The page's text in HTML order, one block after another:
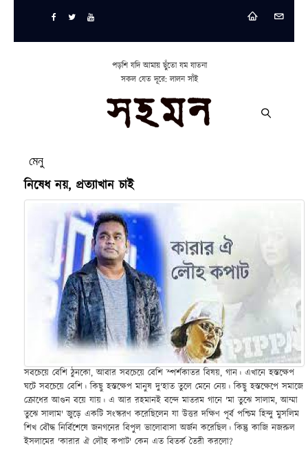
পড়শি যদি আমায় ছুঁতো যম যাতনা
সকল যেত দূরে: লালন সাঁই
মেনু
নিষেধ নয়, প্রত্যাখান চাই
সবচেয়ে বেশি ঠুনকো, আবার সবচেয়ে বেশি স্পর্শকাতর বিষয়, গান। এখানে হস্তক্ষেপ
ঘটে সবচেয়ে বেশি। কিছু হস্তক্ষেপ মানুষ দু'হাত তুলে মেনে নেয়। কিছু হস্তক্ষেপে সমাজে
ক্রোধের আগুন বয়ে যায়। এ আর রহমানই বন্দে মাতরম গানে 'মা তুঝে সালাম, আম্মা
তুঝে সালাম' জুড়ে একটি সংস্করণ করেছিলেন যা উত্তর দক্ষিণ পূর্ব পশ্চিম হিন্দু মুসলিম
শিখ বৌদ্ধ নির্বিশেষে জনগনের বিপুল ভালোবাসা অর্জন করেছিল। কিন্তু কাজি নজরুল
ইসলামের 'কারার ঐ লৌহ কপাট' কেন এত বিতর্ক তৈরী করলো?